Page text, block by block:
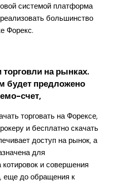
системой платформа
большинство
Форекс.
торговли на рынках.
будет предложено
счет,
торговать на Форексе,
и бесплатно скачать
доступ на рынок, а
для
котировок и совершения
еще до обращения к